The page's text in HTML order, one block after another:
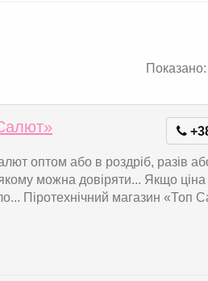
Показано:
оптом або в роздріб, разів
можна довіряти... Якщо
Піротехнічний магазин «Топ